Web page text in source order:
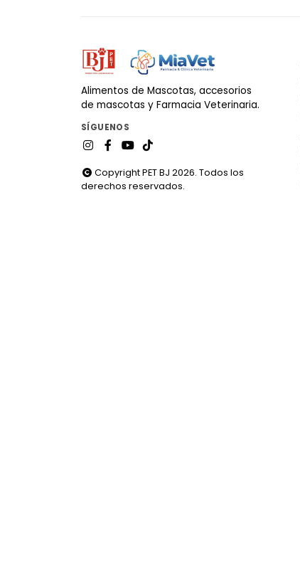
Alimentos de Mascotas, accesorios
de mascotas y Farmacia Veterinaria.
SÍGUENOS
Copyright PET BJ 2026. Todos los
derechos reservados.